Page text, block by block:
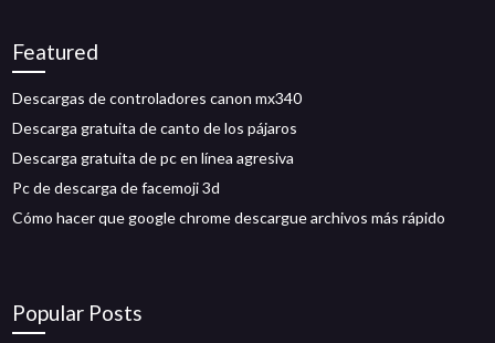
Featured
Descargas de controladores canon mx340
Descarga gratuita de canto de los pájaros
Descarga gratuita de pc en línea agresiva
Pc de descarga de facemoji 3d
Cómo hacer que google chrome descargue archivos más rápido
Popular Posts